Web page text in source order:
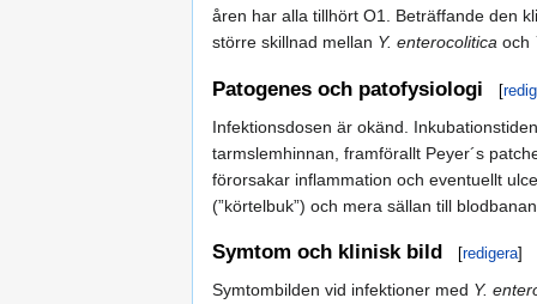
åren har alla tillhört O1. Beträffande den
större skillnad mellan Y. enterocolitica och
Patogenes och patofysiologi [
Infektionsdosen är okänd.
tarmslemhinnan, framförallt Peyer´s
förorsakar inflammation och eventuellt
(”körtelbuk”) och mera sällan till
Symtom och klinisk bild [redigera]
Symtombilden vid infektioner med Y.